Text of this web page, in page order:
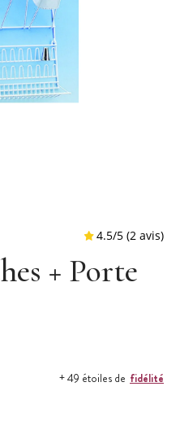
+ Porte
+ 49 étoiles de fidélité